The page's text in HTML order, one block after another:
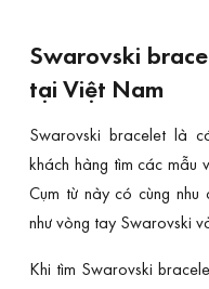
Swarovski
tại Việt Nam
Swarovski bracelet là
khách hàng tìm các mẫu
Cụm từ này có cùng
như vòng tay Swarovski
Khi tìm Swarovski